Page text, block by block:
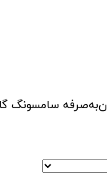
سامسونگ گلکسی بوک